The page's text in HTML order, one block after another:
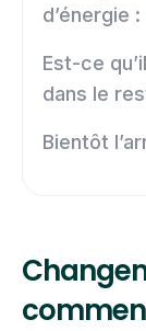
d’énergie
Est-ce
dans le
Bientôt